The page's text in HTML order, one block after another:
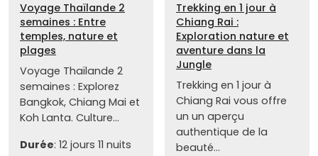
Voyage Thaïlande 2
semaines : Entre
temples, nature et
plages
Voyage Thaïlande 2
semaines : Explorez
Bangkok, Chiang Mai et
Koh Lanta. Culture...
Durée: 12 jours 11 nuits
Trekking en 1 jour à
Chiang Rai :
Exploration nature et
aventure dans la
Jungle
Trekking en 1 jour à
Chiang Rai vous offre
un un aperçu
authentique de la
beauté...